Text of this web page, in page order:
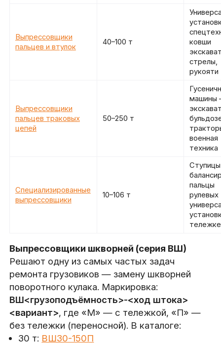
Выпрессовщики
пальцев и втулок
40–100 т
ковши
стрелы,
рукояти
Выпрессовщики
пальцев траковых
цепей
50–250 т
машины
военная
техника
Специализированные
выпрессовщики
10–106 т
пальцы
рулевых
тележке
Выпрессовщики шкворней (серия ВШ)
Решают одну из самых частых задач
ремонта грузовиков — замену шкворней
поворотного кулака. Маркировка:
ВШ<грузоподъёмность>-<ход штока>
<вариант>, где «М» — с тележкой, «П» —
без тележки (переносной). В каталоге:
30 т: ВШ30-150П